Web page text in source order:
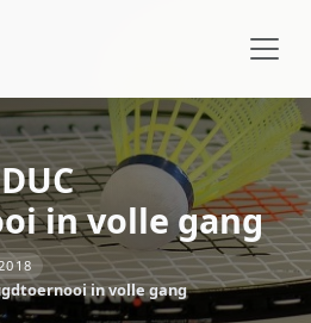
in volle gang
in volle gang